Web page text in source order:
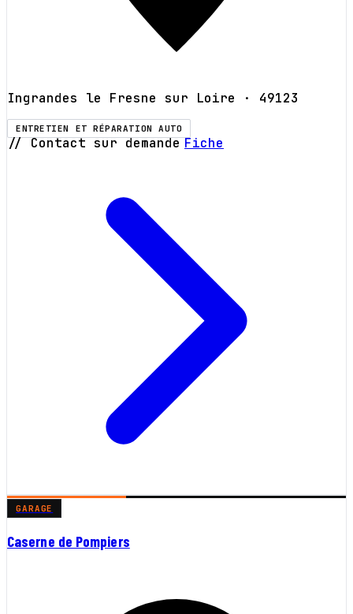
Ingrandes le Fresne sur Loire · 49123
ENTRETIEN ET RÉPARATION AUTO
// Contact sur demande Fiche
GARAGE
Caserne de Pompiers